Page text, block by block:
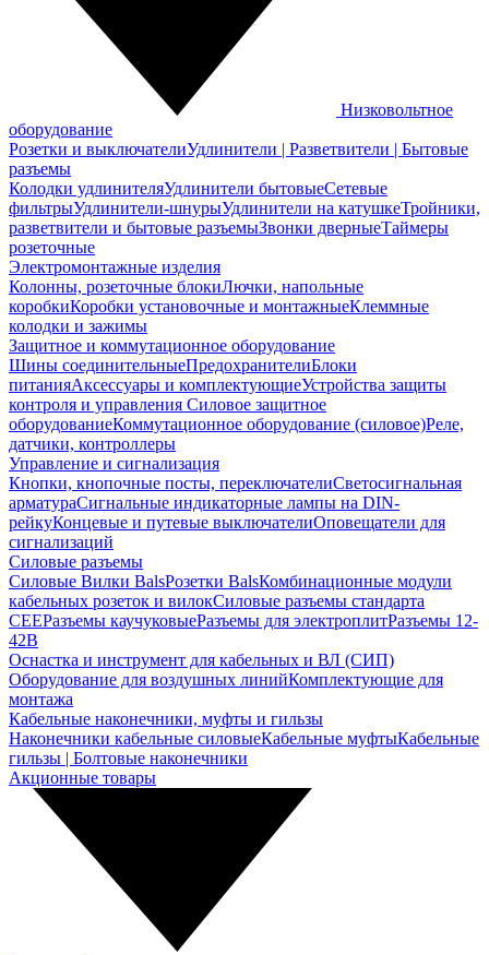
Низковольтное
оборудование
Розетки и выключателиУдлинители | Разветвители | Бытовые
разъемы
Колодки удлинителяУдлинители бытовыеСетевые
фильтрыУдлинители-шнурыУдлинители на катушкеТройники,
разветвители и бытовые разъемыЗвонки дверныеТаймеры
розеточные
Электромонтажные изделия
Колонны, розеточные блокиЛючки, напольные
коробкиКоробки установочные и монтажныеКлеммные
колодки и зажимы
Защитное и коммутационное оборудование
Шины соединительныеПредохранителиБлоки
питанияАксессуары и комплектующиеУстройства защиты
контроля и управления Силовое защитное
оборудованиеКоммутационное оборудование (силовое)Реле,
датчики, контроллеры
Управление и сигнализация
Кнопки, кнопочные посты, переключателиСветосигнальная
арматураСигнальные индикаторные лампы на DIN-
рейкуКонцевые и путевые выключателиОповещатели для
сигнализаций
Силовые разъемы
Силовые Вилки BalsРозетки BalsКомбинационные модули
кабельных розеток и вилокСиловые разъемы стандарта
CEEРазъемы каучуковыеРазъемы для электроплитРазъемы 12-
42В
Оснастка и инструмент для кабельных и ВЛ (СИП)
Оборудование для воздушных линийКомплектующие для
монтажа
Кабельные наконечники, муфты и гильзы
Наконечники кабельные силовыеКабельные муфтыКабельные
гильзы | Болтовые наконечники
Акционные товары